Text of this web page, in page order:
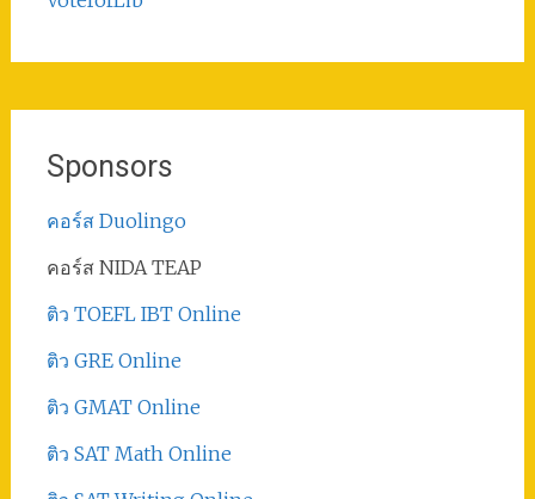
Sponsors
คอร์ส Duolingo
คอร์ส NIDA TEAP
ติว TOEFL IBT Online
ติว GRE Online
ติว GMAT Online
ติว SAT Math Online